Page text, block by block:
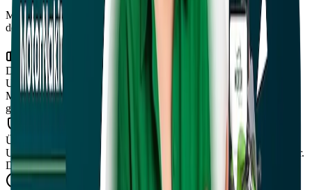
Motornakit motosiklet satış sürecini sizin için kolaylaştırır ve en iyi
deneyimi sunar.
Değerinde Fiyatlama
Uzman ekibimiz tarafından hızlı ve güvenilir fiyatlama yapılır.
Motosikletinizin boya, değişmiş parça ve tramer kaydı bilgilerine
göre değerlendirilir.
Ücretsiz Ekspertiz
Uzman ekibimiz tarafından motosikletinize ücretsiz ekspertiz yapılır.
Detaylı inceleme ve gerekli bilgilendirmeler tarafınıza yapılır.